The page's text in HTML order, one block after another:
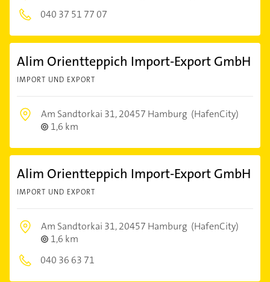
040 37 51 77 07
Alim Orientteppich Import-Export GmbH
IMPORT UND EXPORT
Am Sandtorkai 31,20457 Hamburg (HafenCity)
1,6 km
Alim Orientteppich Import-Export GmbH
IMPORT UND EXPORT
Am Sandtorkai 31,20457 Hamburg (HafenCity)
1,6 km
040 36 63 71